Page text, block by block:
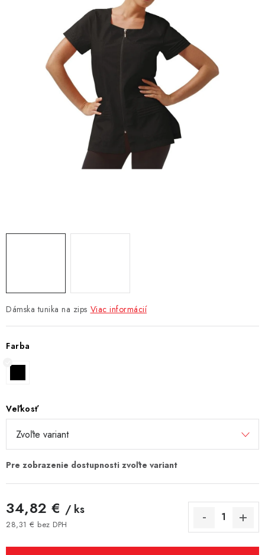
Kontakt
Pre firmy
Doprava, platba a zľavy
Potlač lôg
Formulár na výmenu tovaru
Reklamačný poriadok
Formulár na vrátenie tovaru /odstúpenie od zmluvy
Obchodné podmienky
Zásady ochrany osobných údajov
Dámska tunika na zips Viac informácií
Farba
Veľkosť
34,82 € / ks
28,31 € bez DPH